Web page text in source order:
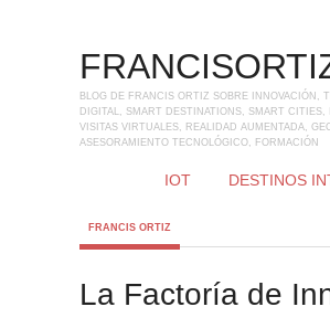
BLOG DE FRANCIS ORTIZ SOBRE INNOVACIÓN,
DIGITAL, SMART DESTINATIONS, SMART
VISITAS VIRTUALES, REALIDAD AUMENTADA,
ASESORAMIENTO TECNOLÓGICO, FORMACIÓN
IOT DESTINOS
FRANCIS ORTIZ
La Factoría de